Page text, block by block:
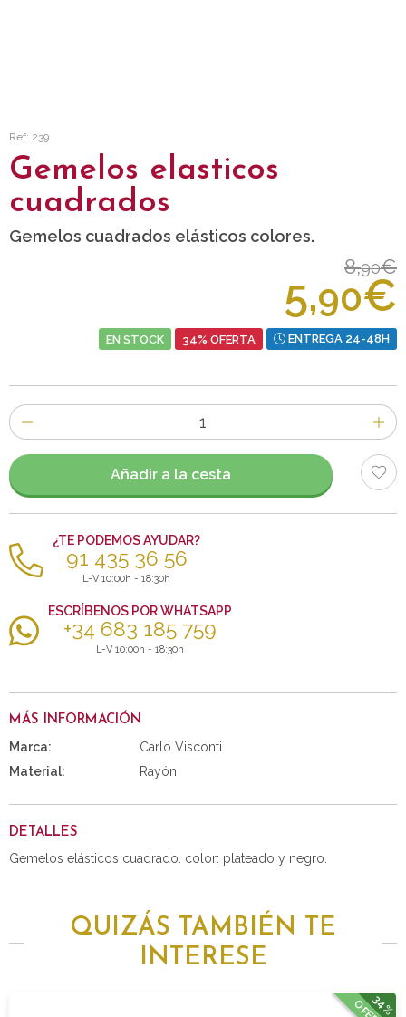
Ref: 239
Gemelos elasticos
cuadrados
Gemelos cuadrados elásticos colores.
8,90€
5,90€
EN STOCK 34% OFERTA ENTREGA 24-48H
Número
de
artículos
Añadir a la cesta
¿TE PODEMOS AYUDAR?
91 435 36 56
L-V 10:00h - 18:30h
ESCRÍBENOS POR WHATSAPP
+34 683 185 759
L-V 10:00h - 18:30h
MÁS INFORMACIÓN
Marca:
Carlo Visconti
Material:
Rayón
DETALLES
Gemelos elásticos cuadrado. color: plateado y negro.
QUIZÁS TAMBIÉN TE
INTERESE
34%